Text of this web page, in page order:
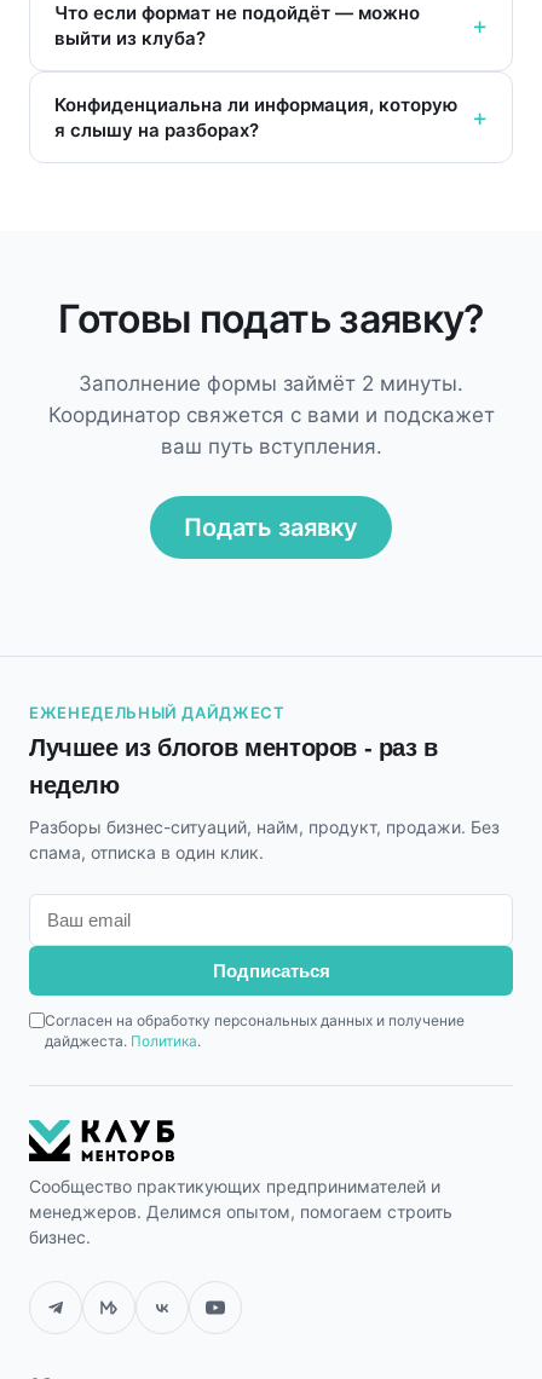
Что если формат не подойдёт — можно
выйти из клуба?
Конфиденциальна ли информация, которую
я слышу на разборах?
Готовы подать заявку?
Заполнение формы займёт 2 минуты.
Координатор свяжется с вами и подскажет
ваш путь вступления.
Подать заявку
ЕЖЕНЕДЕЛЬНЫЙ ДАЙДЖЕСТ
Лучшее из блогов менторов - раз в
неделю
Разборы бизнес-ситуаций, найм, продукт, продажи. Без
спама, отписка в один клик.
Подписаться
Согласен на обработку персональных данных и получение
дайджеста. Политика.
Сообщество практикующих предпринимателей и
менеджеров. Делимся опытом, помогаем строить
бизнес.